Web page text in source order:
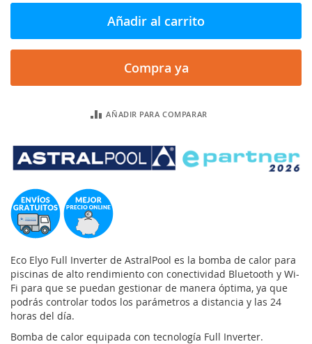
Añadir al carrito
Compra ya
AÑADIR PARA COMPARAR
Eco Elyo Full Inverter de AstralPool es la bomba de calor para
piscinas de alto rendimiento con conectividad Bluetooth y Wi-
Fi para que se puedan gestionar de manera óptima, ya que
podrás controlar todos los parámetros a distancia y las 24
horas del día.
Bomba de calor equipada con tecnología Full Inverter.